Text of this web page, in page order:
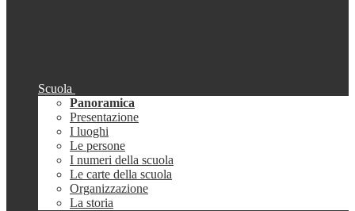
Scuola
Panoramica
Presentazione
I luoghi
Le persone
I numeri della scuola
Le carte della scuola
Organizzazione
La storia